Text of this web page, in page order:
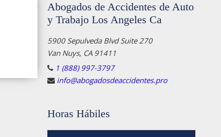
Abogados de Accidentes de Auto
y Trabajo Los Angeles Ca
5900 Sepulveda Blvd Suite 270
Van Nuys, CA 91411
1 (888) 997-3797
info@abogadosdeaccidentes.pro
Horas Hábiles